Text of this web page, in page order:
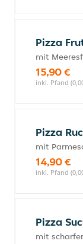
Pizza
mit
15,90 €
inkl. Pfand
Pizza
mit
14,90 €
inkl. Pfand
Pizza
mit